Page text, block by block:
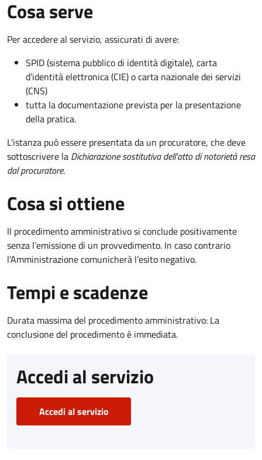
Cosa serve
Per accedere al servizio, assicurati di avere:
SPID (sistema pubblico di identità digitale), carta
d’identità elettronica (CIE) o carta nazionale dei servizi
(CNS)
tutta la documentazione prevista per la presentazione
della pratica.
L'istanza può essere presentata da un procuratore, che deve
sottoscrivere la Dichiarazione sostitutiva dell'atto di notorietà resa
dal procuratore.
Cosa si ottiene
Il procedimento amministrativo si conclude positivamente
senza l’emissione di un provvedimento. In caso contrario
l’Amministrazione comunicherà l’esito negativo.
Tempi e scadenze
Durata massima del procedimento amministrativo: La
conclusione del procedimento è immediata.
Accedi al servizio
Accedi al servizio